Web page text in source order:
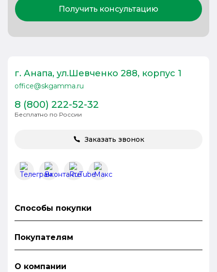
Получить консультацию
г. Анапа, ул.Шевченко 288, корпус 1
office@skgamma.ru
8 (800) 222-52-32
Бесплатно по России
Заказать звонок
Способы покупки
Покупателям
О компании